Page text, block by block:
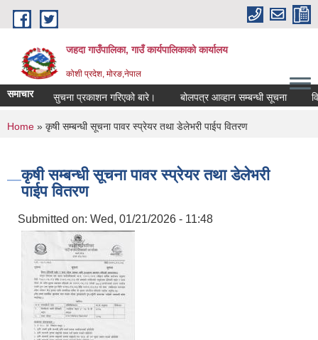
Skip to main content
जहदा गाउँपालिका, गाउँ कार्यपालिकाको कार्यालय
कोशी प्रदेश, मोरङ,नेपाल
समाचार
भुमि सम्बन्धी सुचना प्रकाशन गरिएको बारे। बोलपत्र आव्हान सम्बन्धी सूचना
You are here
Home » कृषी सम्बन्धी सूचना पावर स्प्रेयर तथा डेलेभरी पाईप वितरण
कृषी सम्बन्धी सूचना पावर स्प्रेयर तथा डेलेभरी
पाईप वितरण
Submitted on: Wed, 01/21/2026 - 11:48